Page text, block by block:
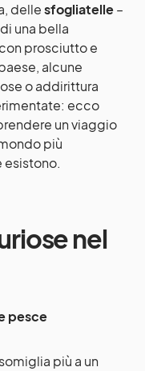
dellesfogliatelle–
una bella
con prosciutto e
alcune
o addirittura
ecco
un viaggio
più
esistono.
nel
pesce
somiglia più a un